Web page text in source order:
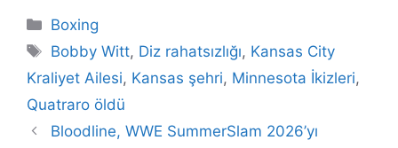
Categories
Boxing
Tags
Bobby Witt, Diz rahatsızlığı, Kansas City
Kraliyet Ailesi, Kansas şehri, Minnesota İkizleri,
Quatraro öldü
Bloodline, WWE SummerSlam 2026’yı